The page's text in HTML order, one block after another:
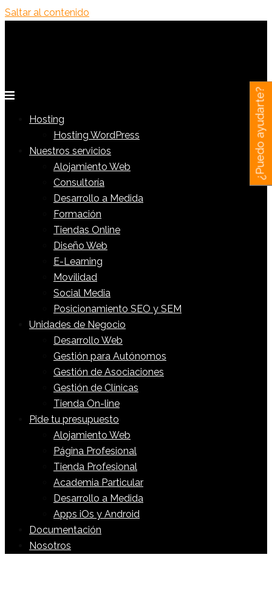
Saltar al contenido
Hosting
Hosting WordPress
Nuestros servicios
Alojamiento Web
Consultoría
Desarrollo a Medida
Formación
Tiendas Online
Diseño Web
E-Learning
Movilidad
Social Media
Posicionamiento SEO y SEM
Unidades de Negocio
Desarrollo Web
Gestión para Autónomos
Gestión de Asociaciones
Gestión de Clínicas
Tienda On-line
Pide tu presupuesto
Alojamiento Web
Página Profesional
Tienda Profesional
Academia Particular
Desarrollo a Medida
Apps iOs y Android
Documentación
Nosotros
¿Puedo ayudarte?